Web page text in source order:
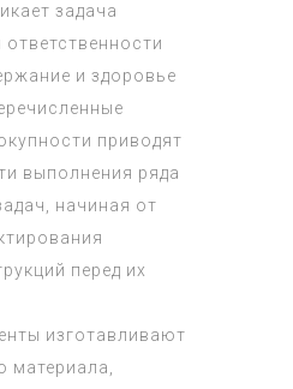
задача
и здоровье
приводят
выполнения ряда
начиная от
перед их
изготавливают
материала,